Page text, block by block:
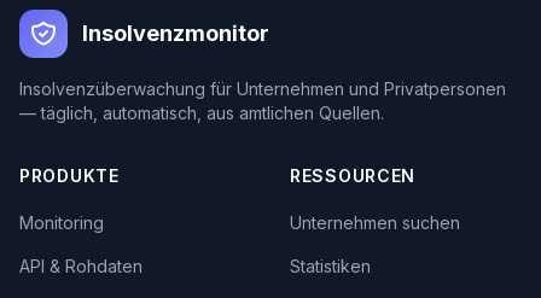
Insolvenzmonitor
Insolvenzüberwachung für Unternehmen und Privatpersonen
— täglich, automatisch, aus amtlichen Quellen.
PRODUKTE
Monitoring
API & Rohdaten
RESSOURCEN
Unternehmen suchen
Statistiken